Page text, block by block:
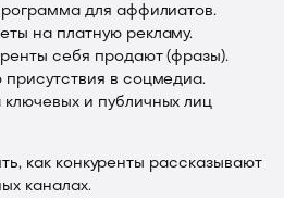
для аффилиатов.
на платную рекламу.
себя продают (фразы).
присутствия в соцмедиа.
и публичных лиц
как конкуренты рассказывают
каналах.